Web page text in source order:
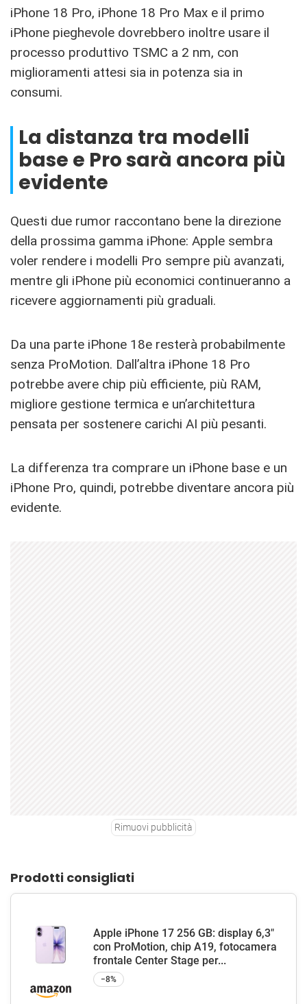
iPhone 18 Pro, iPhone 18 Pro Max e il primo
iPhone pieghevole dovrebbero inoltre usare il
processo produttivo TSMC a 2 nm, con
miglioramenti attesi sia in potenza sia in
consumi.
La distanza tra modelli
base e Pro sarà ancora più
evidente
Questi due rumor raccontano bene la direzione
della prossima gamma iPhone: Apple sembra
voler rendere i modelli Pro sempre più avanzati,
mentre gli iPhone più economici continueranno a
ricevere aggiornamenti più graduali.
Da una parte iPhone 18e resterà probabilmente
senza ProMotion. Dall’altra iPhone 18 Pro
potrebbe avere chip più efficiente, più RAM,
migliore gestione termica e un’architettura
pensata per sostenere carichi AI più pesanti.
La differenza tra comprare un iPhone base e un
iPhone Pro, quindi, potrebbe diventare ancora più
evidente.
Rimuovi pubblicità
Prodotti consigliati
Apple iPhone 17 256 GB: display 6,3"
con ProMotion, chip A19, fotocamera
frontale Center Stage per...
−8%